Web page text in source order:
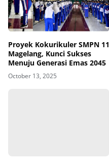
Proyek Kokurikuler SMPN 11
Magelang, Kunci Sukses
Menuju Generasi Emas 2045
October 13, 2025